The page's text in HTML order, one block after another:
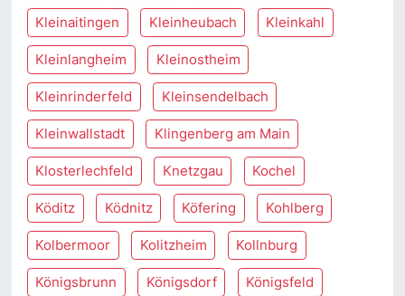
Kleinaitingen Kleinheubach Kleinkahl
Kleinlangheim Kleinostheim
Kleinrinderfeld Kleinsendelbach
Kleinwallstadt Klingenberg am Main
Klosterlechfeld Knetzgau Kochel
Köditz Ködnitz Köfering Kohlberg
Kolbermoor Kolitzheim Kollnburg
Königsbrunn Königsdorf Königsfeld